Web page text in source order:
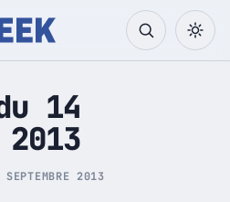
et Pop culture
14
2013